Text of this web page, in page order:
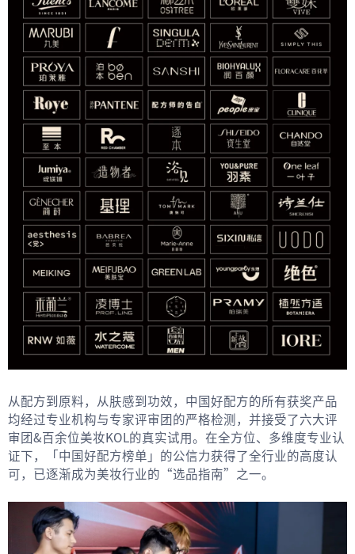
从配方到原料，从肤感到功效，中国好配方的所有获奖产品
均经过专业机构与专家评审团的严格检测，并接受了六大评
审团&百余位美妆KOL的真实试用。在全方位、多维度专业认
证下，「中国好配方榜单」的公信力获得了全行业的高度认
可，已逐渐成为美妆行业的“选品指南”之一。